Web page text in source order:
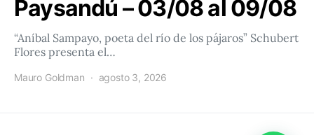
Paysandú – 03/08 al 09/08
“Aníbal Sampayo, poeta del río de los pájaros” Schubert
Flores presenta el…
Mauro Goldman agosto 3, 2026